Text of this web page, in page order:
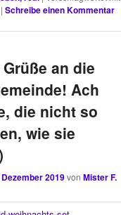
|Schreibe einen Kommentar
an die
Ach
die nicht so
wie sie
2019vonMister F.